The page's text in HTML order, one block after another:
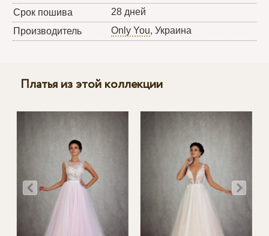
Срок пошива
28 дней
Производитель
Only You, Украина
Платья из этой коллекции